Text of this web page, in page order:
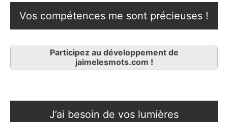
Vos compétences me sont précieuses !
Participez au développement de
jaimelesmots.com !
J’ai besoin de vos lumières